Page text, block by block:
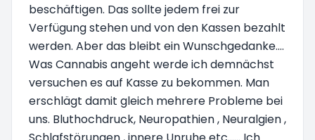
beschäftigen. Das sollte jedem frei zur
Verfügung stehen und von den Kassen bezahlt
werden. Aber das bleibt ein Wunschgedanke....
Was Cannabis angeht werde ich demnächst
versuchen es auf Kasse zu bekommen. Man
erschlägt damit gleich mehrere Probleme bei
uns. Bluthochdruck, Neuropathien , Neuralgien ,